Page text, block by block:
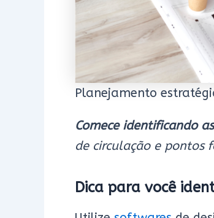
Planejamento
Comece identificando
de circulação e pontos
Dica para você